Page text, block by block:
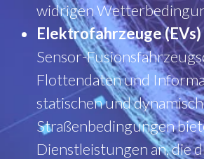
widrigen
Elektrofahrzeuge (EVs)
Sensor-
Flottendaten und
statischen und
Straßenbedingungen
Dienstleistungen an, die